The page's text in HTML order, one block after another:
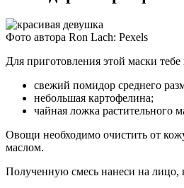
Фото автора Ron Lach: Pexels
Для приготовления этой маски тебе
свежий помидор среднего
небольшая картофелина;
чайная ложка растительного
Овощи необходимо очистить от
маслом.
Полученную смесь нанеси на лицо,